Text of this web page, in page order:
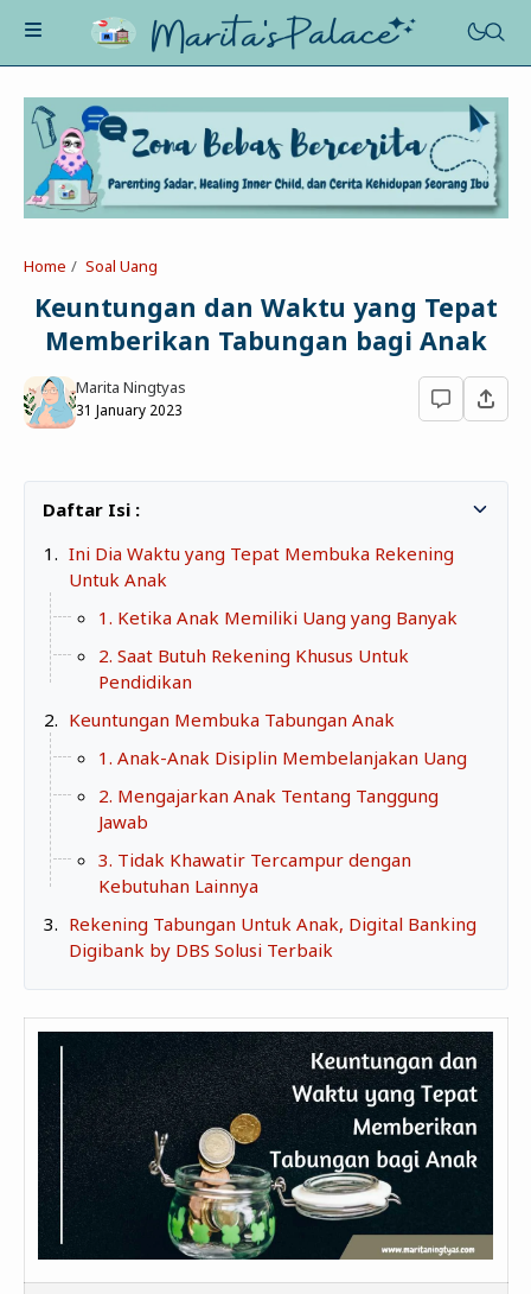
About Me
Contact
Life Motivation
Profil
Tips
Celotehku
Poe-Fict
Beauty&Fashion
Health
Jalan&Jajan
TeknOto
Soal Uang
Sudut Rumah
Ngobrolin Film
Home Soal Uang
Keuntungan dan Waktu yang Tepat
Memberikan Tabungan bagi Anak
Marita Ningtyas
31 January 2023
Ini Dia Waktu yang Tepat Membuka Rekening
Untuk Anak
1. Ketika Anak Memiliki Uang yang Banyak
2. Saat Butuh Rekening Khusus Untuk
Pendidikan
Keuntungan Membuka Tabungan Anak
1. Anak-Anak Disiplin Membelanjakan Uang
2. Mengajarkan Anak Tentang Tanggung
Jawab
3. Tidak Khawatir Tercampur dengan
Kebutuhan Lainnya
Rekening Tabungan Untuk Anak, Digital Banking
Digibank by DBS Solusi Terbaik